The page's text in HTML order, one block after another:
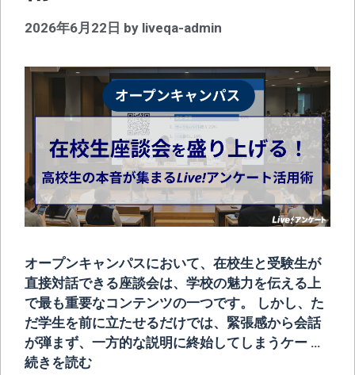
2026年6月22日 by liveqa-admin
オープンキャンパスにおいて、在校生と受験生が
直接対話できる座談会は、学校の魅力を伝える上
で最も重要なコンテンツの一つです。 しかし、た
だ学生を前に立たせるだけでは、緊張感から会話
が弾まず、一方的な説明に終始してしまうケー …
続きを読む